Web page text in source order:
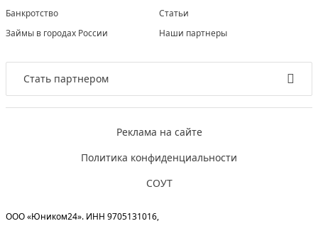
Банкротство
Займы в городах России
Статьи
Наши партнеры
Стать партнером
Реклама на сайте
Политика конфиденциальности
СОУТ
ООО «Юником24». ИНН 9705131016,